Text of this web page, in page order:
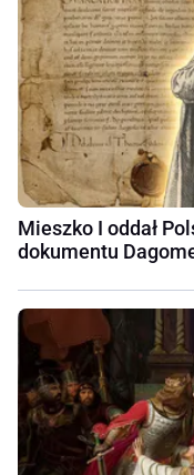
Mieszko I oddał
dokumentu